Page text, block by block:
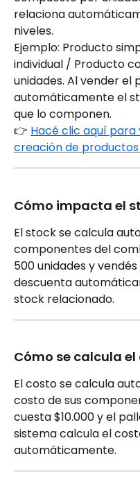
relaciona
niveles.
Ejemplo: Producto
individual / Producto
unidades. Al vender el
automáticamente el
que lo componen.
👉 Hacé clic aquí
creación de
Cómo impacta el
El stock se calcula
componentes del
500 unidades y
descuenta
stock relacionado.
Cómo se calcula
El costo se calcula
costo de sus
cuesta $10.000 y el
sistema calcula el
automáticamente.